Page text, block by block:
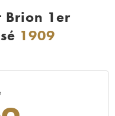
Brion 1er
1909